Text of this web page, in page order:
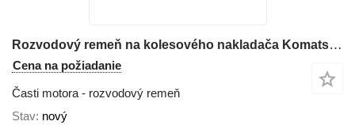
Rozvodový remeň na kolesového nakladača Komatsu WA480
Cena na požiadanie
Časti motora - rozvodový remeň
Stav nový